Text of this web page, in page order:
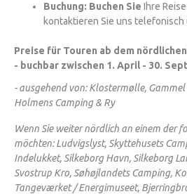
Buchung: Buchen Sie Ihre
kontaktieren Sie uns telefonisch
Preise für Touren ab dem
- buchbar zwischen 1. April - 30.
- ausgehend von: Klostermølle, Gammel
Holmens Camping & Ry
Wenn Sie weiter nördlich an einem der
möchten: Ludvigslyst, Skyttehusets
Indelukket, Silkeborg Havn, Silkeborg
Svostrup Kro, Søhøjlandets Camping,
Tangeværket / Energimuseet,